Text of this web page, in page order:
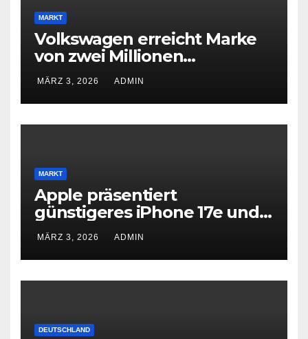
MARKT
Volkswagen erreicht Marke
von zwei Millionen
Elektroautos
MÄRZ 3, 2026 ADMIN
MARKT
Apple präsentiert
günstigeres iPhone 17e und
neues iPad Air mit M4-Chip
MÄRZ 3, 2026 ADMIN
DEUTSCHLAND